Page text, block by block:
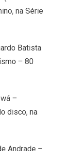
na Série
Batista
– 80
–
disco, na
Andrade –